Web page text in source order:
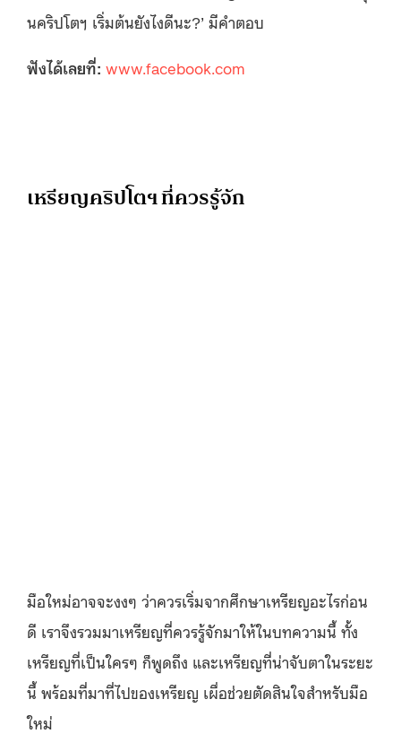
นคริปโตฯ เริ่มต้นยังไงดีนะ?’ มีคำตอบ
ฟังได้เลยที่: www.facebook.com
เหรียญคริปโตฯ ที่ควรรู้จัก
มือใหม่อาจจะงงๆ ว่าควรเริ่มจากศึกษาเหรียญอะไรก่อน
ดี เราจึงรวมมาเหรียญที่ควรรู้จักมาให้ในบทความนี้ ทั้ง
เหรียญที่เป็นใครๆ ก็พูดถึง และเหรียญที่น่าจับตาในระยะ
นี้ พร้อมที่มาที่ไปของเหรียญ เผื่อช่วยตัดสินใจสำหรับมือ
ใหม่